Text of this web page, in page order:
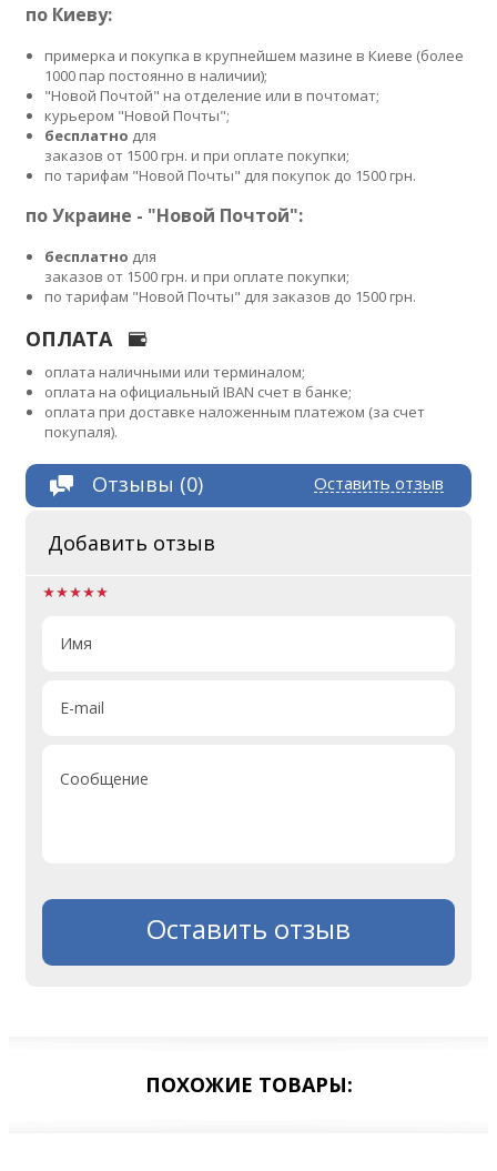
по Киеву:
примерка и покупка в крупнейшем мазине в Киеве (более
1000 пар постоянно в наличии);
"Новой Почтой" на отделение или в почтомат;
курьером "Новой Почты";
бесплатно для
заказов от 1500 грн. и при оплате покупки;
по тарифам "Новой Почты" для покупок до 1500 грн.
по Украине - "Новой Почтой":
бесплатно для
заказов от 1500 грн. и при оплате покупки;
по тарифам "Новой Почты" для заказов до 1500 грн.
ОПЛАТА
оплата наличными или терминалом;
оплата на официальный IBAN счет в банке;
оплата при доставке наложенным платежом (за счет
покупаля).
Оставить отзыв
Отзывы (0)
Добавить отзыв
Имя
E-mail
Сообщение
Оставить отзыв
ПОХОЖИЕ ТОВАРЫ: